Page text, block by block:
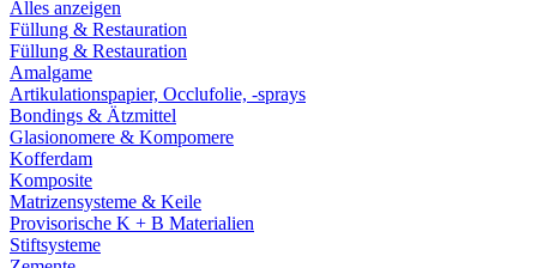
Alles anzeigen
Füllung & Restauration
Füllung & Restauration
Amalgame
Artikulationspapier, Occlufolie, -sprays
Bondings & Ätzmittel
Glasionomere & Kompomere
Kofferdam
Komposite
Matrizensysteme & Keile
Provisorische K + B Materialien
Stiftsysteme